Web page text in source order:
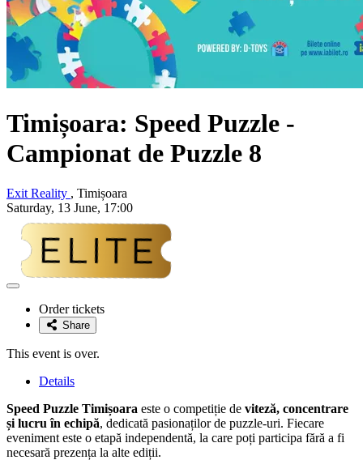
Timișoara: Speed Puzzle -
Campionat de Puzzle 8
Exit Reality , Timișoara
Saturday, 13 June, 17:00
Adaugă
favoriteOrder tickets
Share
This event is over.
Details
Speed Puzzle Timișoara este o competiție de viteză, concentrare
și lucru în echipă, dedicată pasionaților de puzzle-uri. Fiecare
eveniment este o etapă independentă, la care poți participa fără a fi
necesară prezența la alte ediții.